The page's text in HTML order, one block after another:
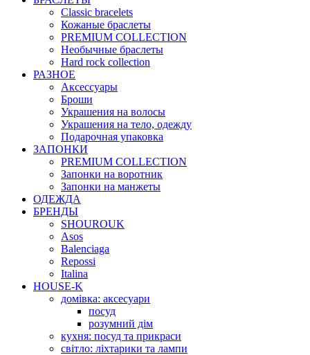
Classic bracelets
Кожаные браслеты
PREMIUM COLLECTION
Необычные браслеты
Hard rock collection
РАЗНОЕ
Аксессуары
Броши
Украшения на волосы
Украшения на тело, одежду
Подарочная упаковка
ЗАПОНКИ
PREMIUM COLLECTION
Запонки на воротник
Запонки на манжеты
ОДЕЖДА
БРЕНДЫ
SHOUROUK
Asos
Balenciaga
Repossi
Italina
HOUSE-K
домівка: аксесуари
посуд
розумний дім
кухня: посуд та прикраси
світло: ліхтарики та лампи